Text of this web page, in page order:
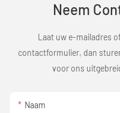
Neem
Laat uw e-mailadres
contactformulier, dan
voor ons
Naam